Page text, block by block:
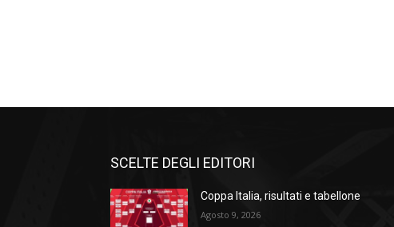
SCELTE DEGLI EDITORI
Coppa Italia, risultati e tabellone
Agosto 9, 2026